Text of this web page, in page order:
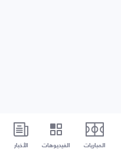
المباريات الفيديوهات الأخبار